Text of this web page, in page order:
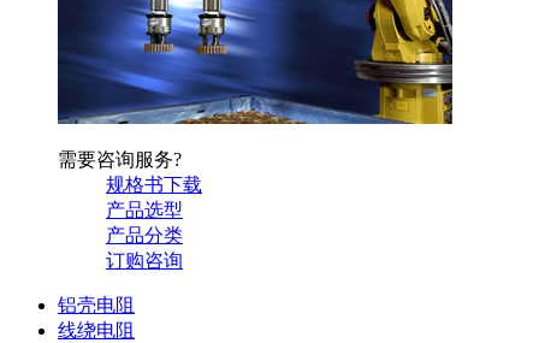
需要咨询服务?
规格书下载
产品选型
产品分类
订购咨询
铝壳电阻
线绕电阻